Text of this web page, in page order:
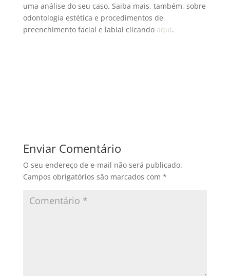
uma análise do seu caso. Saiba mais, também, sobre
odontologia estética e procedimentos de
preenchimento facial e labial clicando aqui.
Enviar Comentário
O seu endereço de e-mail não será publicado.
Campos obrigatórios são marcados com *